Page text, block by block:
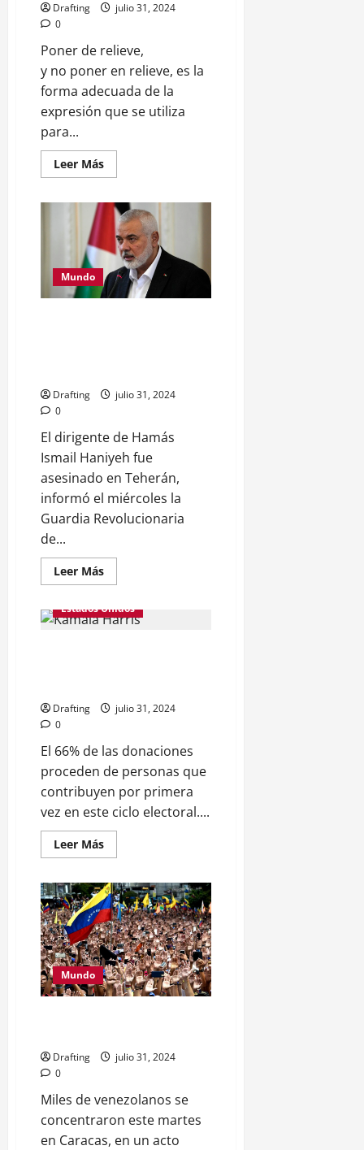
Drafting
julio 31, 2024
0
Poner de relieve,
y no poner en relieve, es la
forma adecuada de la
expresión que se utiliza
para...
Leer MásLeer
más
«poner
de
relieve»,
no
«poner
relieve»
Mundo
Drafting
julio 31, 2024
0
El dirigente de Hamás
Ismail Haniyeh fue
asesinado en Teherán,
informó el miércoles la
Guardia Revolucionaria
de...
Leer MásLeer
más
Dirigente
de
Teherán;
el
culpa
a
Israel
Estados Unidos
Drafting
julio 31, 2024
0
El 66% de las donaciones
proceden de personas que
contribuyen por primera
vez en este ciclo electoral....
Leer MásLeer
más
Harris
ha
recaudado
$200
millones
desde
que
Biden
dejó
la
Mundo
Drafting
julio 31, 2024
0
Miles de venezolanos se
concentraron este martes
en Caracas, en un acto